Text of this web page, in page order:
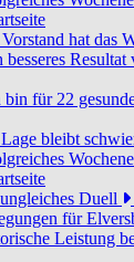
hat das
besseres Resultat
bin für 22
bleibt
Duell
für
Leistung